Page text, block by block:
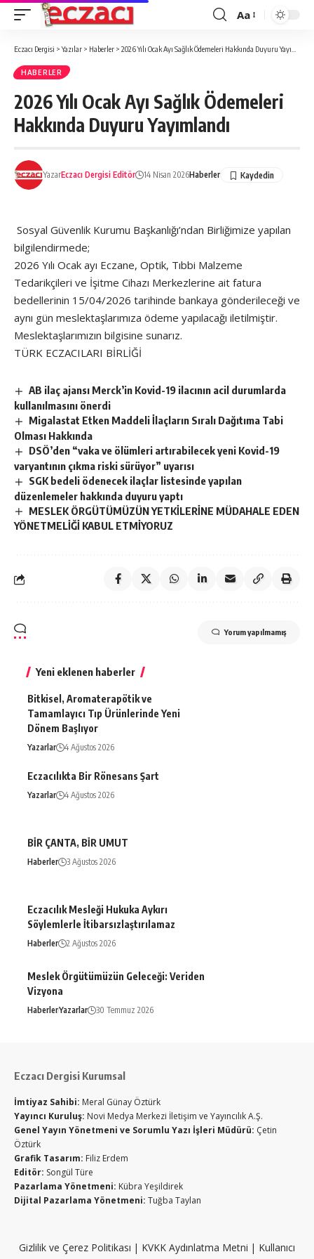
Font
Aa
Eczacı Dergisi >Yazılar > Haberler > 2026 Yılı Ocak Ayı Sağlık Ödemeleri Hakkında Duyuru Yayımlandı
HABERLER
2026 Yılı Ocak Ayı Sağlık Ödemeleri
Hakkında Duyuru Yayımlandı
YazarEczacı Dergisi Editör 14 Nisan 2026Haberler
Sosyal Güvenlik Kurumu Başkanlığı’ndan Birliğimize yapılan
bilgilendirmede;
2026 Yılı Ocak ayı Eczane, Optik, Tıbbi Malzeme
Tedarikçileri ve İşitme Cihazı Merkezlerine ait fatura
bedellerinin 15/04/2026 tarihinde bankaya gönderileceği ve
aynı gün meslektaşlarımıza ödeme yapılacağı iletilmiştir.
Meslektaşlarımızın bilgisine sunarız.
TÜRK ECZACILARI BİRLİĞİ
AB ilaç ajansı Merck’in Kovid-19 ilacının acil durumlarda
kullanılmasını önerdi
Migalastat Etken Maddeli İlaçların Sıralı Dağıtıma Tabi
Olması Hakkında
DSÖ’den “vaka ve ölümleri artırabilecek yeni Kovid-19
varyantının çıkma riski sürüyor” uyarısı
SGK bedeli ödenecek ilaçlar listesinde yapılan
düzenlemeler hakkında duyuru yaptı
MESLEK ÖRGÜTÜMÜZÜN YETKİLERİNE MÜDAHALE EDEN
YÖNETMELİĞİ KABUL ETMİYORUZ
Yorum yapılmamış
Yeni eklenen haberler
Bitkisel, Aromaterapötik ve
Tamamlayıcı Tıp Ürünlerinde Yeni
Dönem Başlıyor
Yazarlar 4 Ağustos 2026
Eczacılıkta Bir Rönesans Şart
Yazarlar 4 Ağustos 2026
BİR ÇANTA, BİR UMUT
Haberler 3 Ağustos 2026
Eczacılık Mesleği Hukuka Aykırı
Söylemlerle İtibarsızlaştırılamaz
Haberler 2 Ağustos 2026
Meslek Örgütümüzün Geleceği: Veriden
Vizyona
HaberlerYazarlar 30 Temmuz 2026
Eczacı Dergisi Kurumsal
İmtiyaz Sahibi: Meral Günay Öztürk
Yayıncı Kuruluş: Novi Medya Merkezi İletişim ve Yayıncılık A.Ş.
Genel Yayın Yönetmeni ve Sorumlu Yazı İşleri Müdürü: Çetin
Öztürk
Grafik Tasarım: Filiz Erdem
Editör: Songül Türe
Pazarlama Yönetmeni: Kübra Yeşildirek
Dijital Pazarlama Yönetmeni: Tuğba Taylan
Gizlilik ve Çerez Politikası | KVKK Aydınlatma Metni | Kullanıcı